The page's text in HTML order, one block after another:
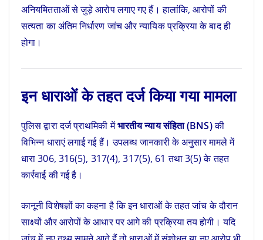
अनियमितताओं से जुड़े आरोप लगाए गए हैं। हालांकि, आरोपों की
सत्यता का अंतिम निर्धारण जांच और न्यायिक प्रक्रिया के बाद ही
होगा।
इन धाराओं के तहत दर्ज किया गया मामला
पुलिस द्वारा दर्ज प्राथमिकी मेंभारतीय न्याय संहिता (BNS)की
विभिन्न धाराएं लगाई गई हैं। उपलब्ध जानकारी के अनुसार मामले में
धारा 306, 316(5), 317(4), 317(5), 61 तथा 3(5) के तहत
कार्रवाई की गई है।
कानूनी विशेषज्ञों का कहना है कि इन धाराओं के तहत जांच के दौरान
साक्ष्यों और आरोपों के आधार पर आगे की प्रक्रिया तय होगी। यदि